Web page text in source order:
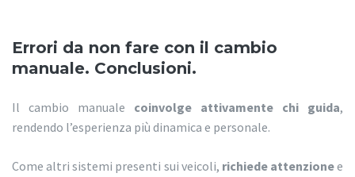
Errori da non fare con il cambio
manuale. Conclusioni.
Il cambio manuale coinvolge attivamente chi guida,
rendendo l’esperienza più dinamica e personale.
Come altri sistemi presenti sui veicoli, richiede attenzionee